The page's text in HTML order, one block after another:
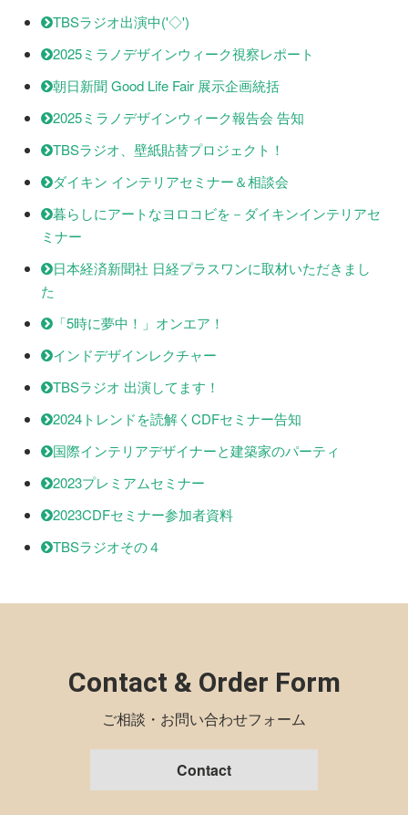
TBSラジオ出演中('◇')ゞ
2025ミラノデザインウィーク視察レポート
朝日新聞 Good Life Fair 展示企画統括
2025ミラノデザインウィーク報告会 告知
TBSラジオ、壁紙貼替プロジェクト！
ダイキン インテリアセミナー＆相談会
暮らしにアートなヨロコビを－ダイキンインテリアセ
ミナー
日本経済新聞社 日経プラスワンに取材いただきまし
た
「5時に夢中！」オンエア！
インドデザインレクチャー
TBSラジオ 出演してます！
2024トレンドを読解くCDFセミナー告知
国際インテリアデザイナーと建築家のパーティ
2023プレミアムセミナー
2023CDFセミナー参加者資料
TBSラジオその４
Contact & Order Form
ご相談・お問い合わせフォーム
Contact